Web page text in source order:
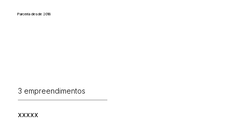
Parceria desde 2018
3 empreendimentos
xxxxx